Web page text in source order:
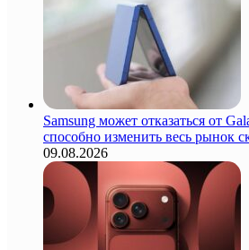
Samsung может отказаться от
способно изменить весь рынок
09.08.2026